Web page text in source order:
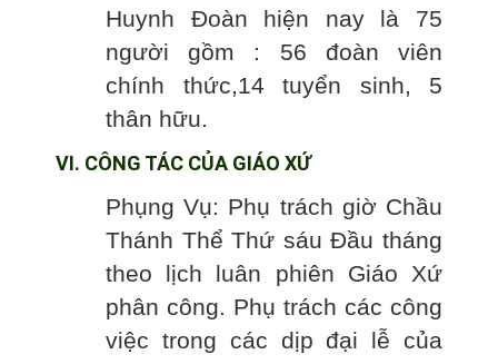
Huynh Đoàn hiện nay là 75
người gồm : 56 đoàn viên
chính thức,14 tuyển sinh, 5
thân hữu.
VI. CÔNG TÁC CỦA GIÁO XỨ
Phụng Vụ: Phụ trách giờ Chầu
Thánh Thể Thứ sáu Đầu tháng
theo lịch luân phiên Giáo Xứ
phân công. Phụ trách các công
việc trong các dịp đại lễ của